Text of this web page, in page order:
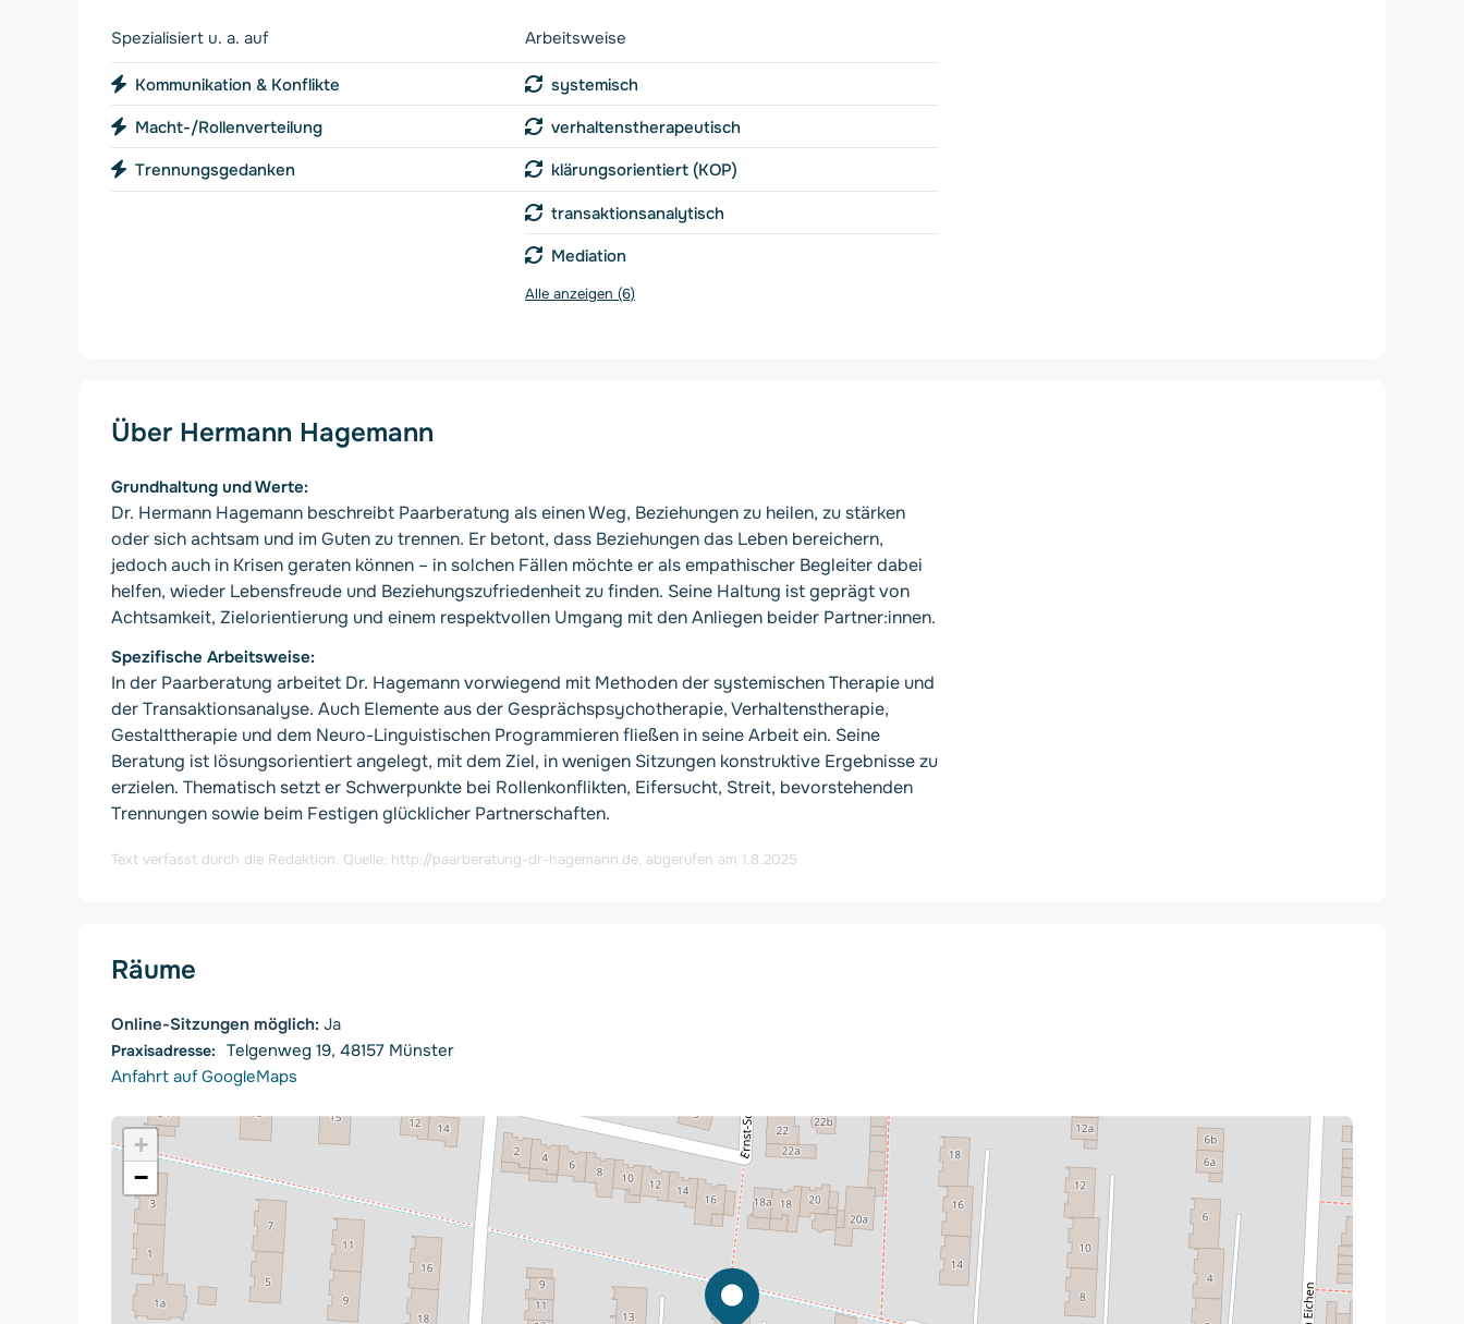
Spezialisiert u. a. auf
Kommunikation & Konflikte
Macht-/Rollenverteilung
Trennungsgedanken
Arbeitsweise
systemisch
verhaltenstherapeutisch
klärungsorientiert (KOP)
transaktionsanalytisch
Mediation
Alle anzeigen (6)
Über Hermann Hagemann
Grundhaltung und Werte
Dr. Hermann Hagemann beschreibt Paarberatung als einen Weg, Beziehungen zu heilen, zu stärken
oder sich achtsam und im Guten zu trennen. Er betont, dass Beziehungen das Leben bereichern,
jedoch auch in Krisen geraten können – in solchen Fällen möchte er als empathischer Begleiter dabei
helfen, wieder Lebensfreude und Beziehungszufriedenheit zu finden. Seine Haltung ist geprägt von
Achtsamkeit, Zielorientierung und einem respektvollen Umgang mit den Anliegen beider Partner:innen.
Spezifische Arbeitsweise
In der Paarberatung arbeitet Dr. Hagemann vorwiegend mit Methoden der systemischen Therapie und
der Transaktionsanalyse. Auch Elemente aus der Gesprächspsychotherapie, Verhaltenstherapie,
Gestalttherapie und dem Neuro-Linguistischen Programmieren fließen in seine Arbeit ein. Seine
Beratung ist lösungsorientiert angelegt, mit dem Ziel, in wenigen Sitzungen konstruktive Ergebnisse zu
erzielen. Thematisch setzt er Schwerpunkte bei Rollenkonflikten, Eifersucht, Streit, bevorstehenden
Trennungen sowie beim Festigen glücklicher Partnerschaften.
Text verfasst durch die Redaktion. Quelle: http://paarberatung-dr-hagemann.de, abgerufen am 1.8.2025
Räume
Online-Sitzungen möglich: Ja
Telgenweg 19, 48157 Münster
Anfahrt auf GoogleMaps
+
−